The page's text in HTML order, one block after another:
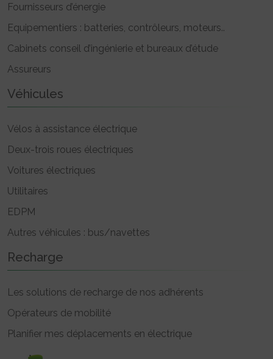
Fournisseurs d’énergie
Equipementiers : batteries, contrôleurs, moteurs..
Cabinets conseil d’ingénierie et bureaux d’étude
Assureurs
Véhicules
Vélos à assistance électrique
Deux-trois roues électriques
Voitures électriques
Utilitaires
EDPM
Autres véhicules : bus/navettes
Recharge
Les solutions de recharge de nos adhérents
Opérateurs de mobilité
Planifier mes déplacements en électrique